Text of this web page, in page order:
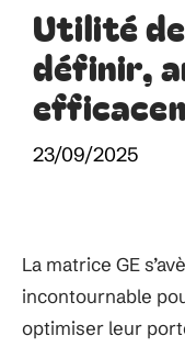
Utilité
définir,
23/09/2025
La matrice GE
incontournable
optimiser leur